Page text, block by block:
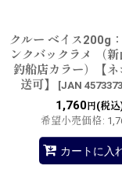
クルー ベイス200g
ンクバックラメ （
釣船店カラー）【
送可】
[JAN
1,760円(税込
希望小売価格:
カートに入